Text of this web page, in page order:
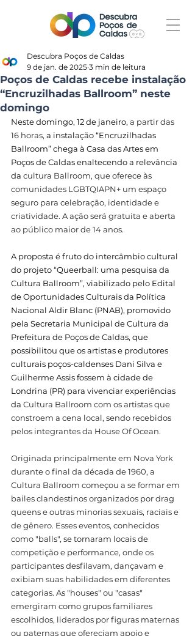
Poços de Caldas recebe instalação
“Encruzilhadas Ballroom” neste
domingo
Descubra Poços de Caldas
9 de jan. de 2025 3 min de leitura
Neste domingo, 12 de janeiro, a partir das
16 horas, a instalação “Encruzilhadas
Ballroom” chega à Casa das Artes em
Poços de Caldas enaltecendo a relevância
da cultura Ballroom, que oferece às
comunidades LGBTQIAPN+ um espaço
seguro para celebração, identidade e
criatividade. A ação será gratuita e aberta
ao público maior de 14 anos.
A proposta é fruto do intercâmbio cultural
do projeto “Queerball: uma pesquisa da
Cultura Ballroom”, viabilizado pelo Edital
de Oportunidades Culturais da Política
Nacional Aldir Blanc (PNAB), promovido
pela Secretaria Municipal de Cultura da
Prefeitura de Poços de Caldas, que
possibilitou que os artistas e produtores
culturais poços-caldenses Dani Silva e
Guilherme Assis fossem à cidade de
Londrina (PR) para vivenciar experiências
da Cultura Ballroom com os artistas que
constroem a cena local, sendo recebidos
pelos integrantes da House Of Ocean.
Originada principalmente em Nova York
durante o final da década de 1960, a
Cultura Ballroom começou a se formar em
bailes clandestinos organizados por drag
queens e outras minorias sexuais, raciais e
de gênero. Esses eventos, conhecidos
como "balls", se tornaram locais de
competição e performance, onde os
participantes desfilavam, dançavam e
exibiam suas habilidades em diferentes
categorias. As "houses" ou "casas"
emergiram como grupos familiares
escolhidos, liderados por figuras maternas
ou paternas que ofereciam apoio e